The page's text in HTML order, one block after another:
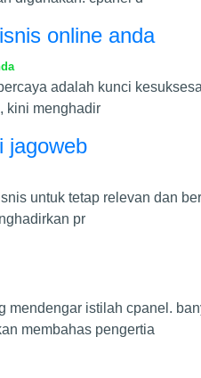
online anda
adalah kunci
kini menghadir
jagoweb
untuk tetap relevan dan
pr
istilah cpanel.
membahas pengertia